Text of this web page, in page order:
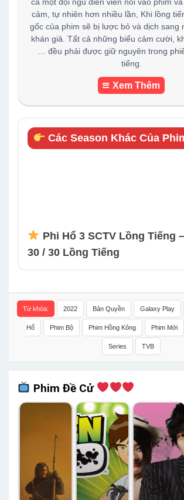
cảm, tự nhiên hơn nhiều lần, Khi lồng
gốc của phim sẽ bị lược bỏ và dịch sang
khán giả. Tất cả những biểu cảm cười,
… đều phải được giữ nguyên trong
tiếng.
Xem Thêm
Các Season Khác Của
Phi Hổ 3 SCTV Lồng Tiếng
30 / 30 Lồng Tiếng
Từ khóa: 2022 Bản Quyền Galaxy Play
Hổ Phim Bộ Phim Hồng Kông Phim Mới
Series TVB
Phim Đề Cử